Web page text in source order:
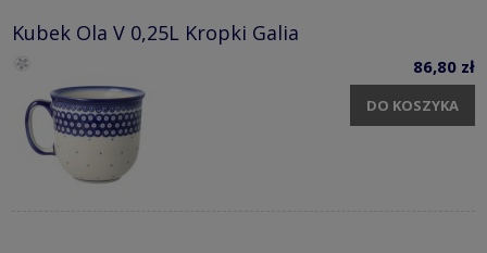
Kubek Ola V 0,25L Kropki Galia
86,80 zł
DO KOSZYKA